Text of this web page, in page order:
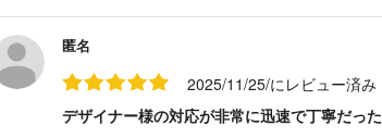
匿名
2025/11/25/にレビュー済み
デザイナー様の対応が非常に迅速で丁寧だった